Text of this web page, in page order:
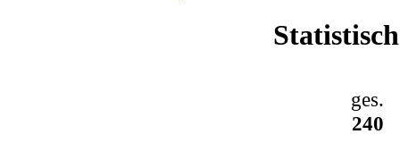
ges.
240